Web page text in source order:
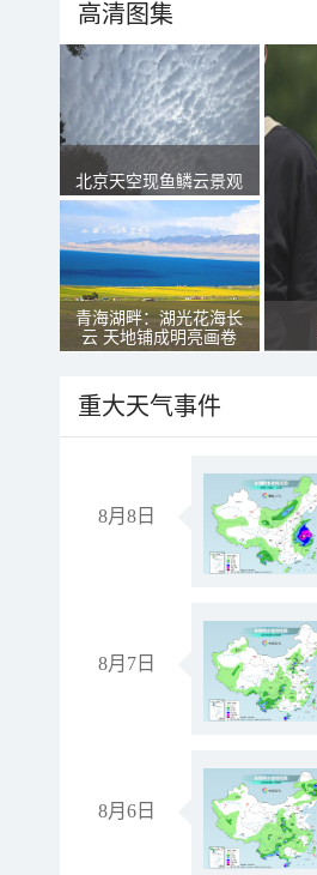
高清图集
北京天空现鱼鳞云景观
青海湖畔：湖光花海长
云 天地铺成明亮画卷
重大天气事件
8月8日
8月7日
8月6日